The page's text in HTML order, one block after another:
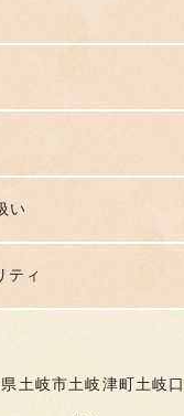
い
ティ
土岐市土岐津町土岐